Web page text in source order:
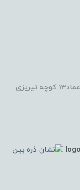
تهران،خیابان شهید بهشتی،خیابان میرعماد13 کوچه نیریزی